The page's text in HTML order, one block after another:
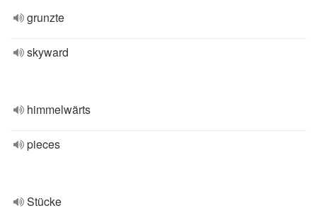
grunzte
skyward
himmelwärts
pieces
Stücke